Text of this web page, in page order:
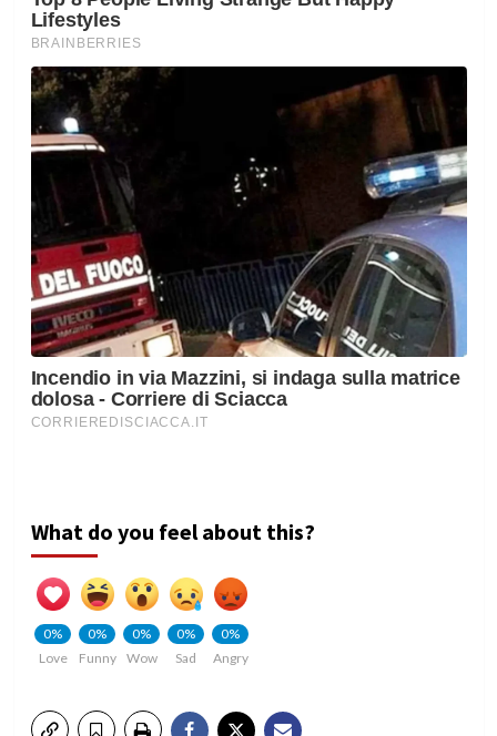
What do you feel about this?
0%
Love
0%
Funny
0%
Wow
0%
Sad
0%
Angry